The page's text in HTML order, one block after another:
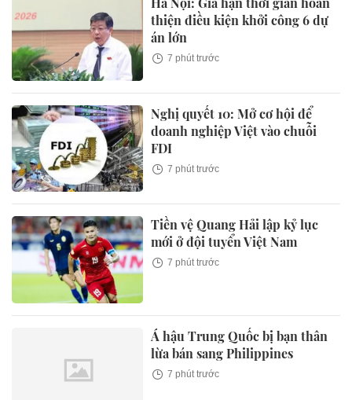
thiện điều kiện khởi công 6 dự
án lớn
7 phút trước
Nghị quyết 10: Mở cơ hội để
doanh nghiệp Việt vào chuỗi
FDI
7 phút trước
Tiền vệ Quang Hải lập kỷ lục
mới ở đội tuyển Việt Nam
7 phút trước
Á hậu Trung Quốc bị bạn thân
lừa bán sang Philippines
7 phút trước